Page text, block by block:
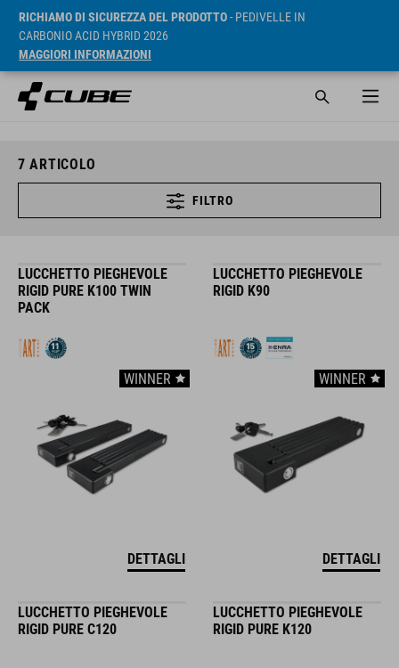
RICHIAMO DI SICUREZZA DEL PRODOTTO- PEDIVELLE IN
CARBONIO ACID HYBRID 2026
MAGGIORI INFORMAZIONI
7 ARTICOLO
FILTRO
LUCCHETTO PIEGHEVOLE
RIGID PURE K100 TWIN
PACK
WINNER
DETTAGLI
LUCCHETTO PIEGHEVOLE
RIGID K90
WINNER
DETTAGLI
LUCCHETTO PIEGHEVOLE
RIGID PURE C120
LUCCHETTO PIEGHEVOLE
RIGID PURE K120